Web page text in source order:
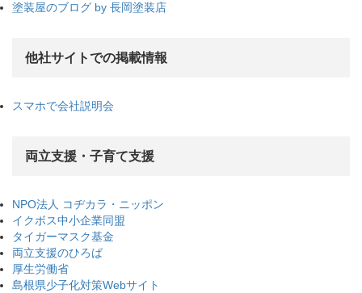
塗装屋のブログ by 長岡塗装店
他社サイトでの掲載情報
スマホで会社説明会
両立支援・子育て支援
NPO法人 コヂカラ・ニッポン
イクボス中小企業同盟
タイガーマスク基金
両立支援のひろば
厚生労働省
島根県少子化対策Webサイト